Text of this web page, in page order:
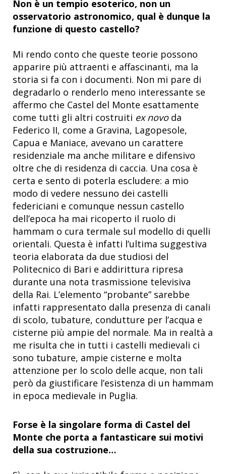
Non è un tempio esoterico, non un
osservatorio astronomico, qual è dunque la
funzione di questo castello?
Mi rendo conto che queste teorie possono
apparire più attraenti e affascinanti, ma la
storia si fa con i documenti. Non mi pare di
degradarlo o renderlo meno interessante se
affermo che Castel del Monte esattamente
come tutti gli altri costruiti ex novo da
Federico II, come a Gravina, Lagopesole,
Capua e Maniace, avevano un carattere
residenziale ma anche militare e difensivo
oltre che di residenza di caccia. Una cosa è
certa e sento di poterla escludere: a mio
modo di vedere nessuno dei castelli
federiciani e comunque nessun castello
dell’epoca ha mai ricoperto il ruolo di
hammam o cura termale sul modello di quelli
orientali. Questa è infatti l’ultima suggestiva
teoria elaborata da due studiosi del
Politecnico di Bari e addirittura ripresa
durante una nota trasmissione televisiva
della Rai. L’elemento “probante” sarebbe
infatti rappresentato dalla presenza di canali
di scolo, tubature, condutture per l’acqua e
cisterne più ampie del normale. Ma in realtà a
me risulta che in tutti i castelli medievali ci
sono tubature, ampie cisterne e molta
attenzione per lo scolo delle acque, non tali
però da giustificare l’esistenza di un hammam
in epoca medievale in Puglia.
Forse è la singolare forma di Castel del
Monte che porta a fantasticare sui motivi
della sua costruzione…